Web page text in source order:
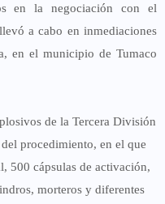
en la negociación con el
a cabo en inmediaciones
en el municipio de Tumaco
de la Tercera División
procedimiento, en el que
, 500 cápsulas de activación,
morteros y diferentes